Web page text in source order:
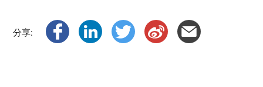
分享: